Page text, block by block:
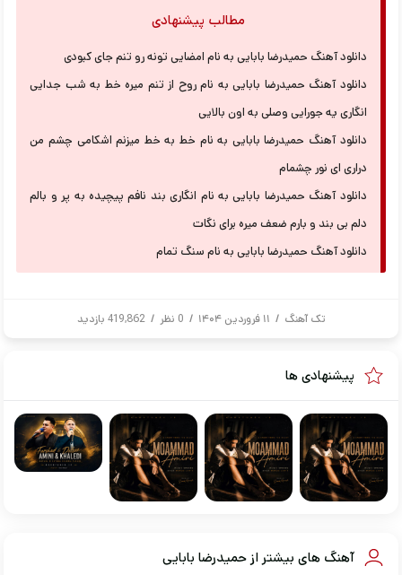
مطالب پیشنهادی
دانلود آهنگ حمیدرضا بابایی به نام امضایی تونه رو تنم جای کبودی
دانلود آهنگ حمیدرضا بابایی به نام روح از تنم میره خط به شب جدایی
انگاری یه جورایی وصلی به اون بالایی
دانلود آهنگ حمیدرضا بابایی به نام خط به خط میزنم اشکامی چشم من
دراری ای نور چشمام
دانلود آهنگ حمیدرضا بابایی به نام انگاری بند نافم پیچیده به پر و بالم
دلم بی‌ بند و بارم ضعف میره برای نگات
دانلود آهنگ حمیدرضا بابایی به نام سنگ تمام
تک آهنگ / ۱۱ فروردین ۱۴۰۴ / 0 نظر / 419,862 بازدید
پیشنهادی ها
آهنگ های بیشتر از حمیدرضا بابایی